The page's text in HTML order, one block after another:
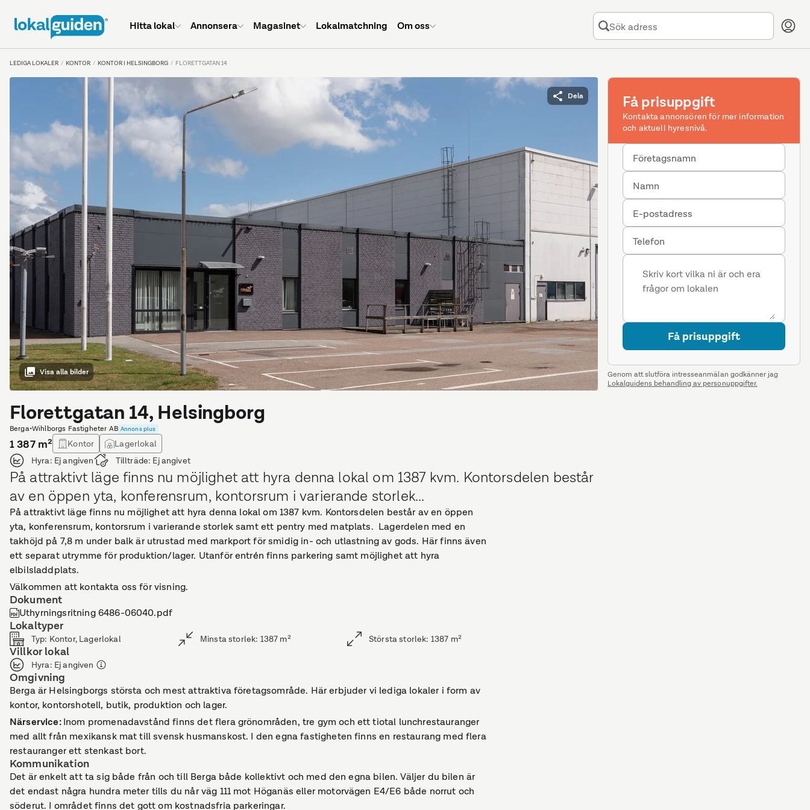
Hitta lokal Annonsera Magasinet Lokalmatchning Om oss
LEDIGA LOKALER KONTOR KONTOR I HELSINGBORG FLORETTGATAN 14
Visa alla bilder
Dela
Florettgatan 14, Helsingborg
Berga•Wihlborgs Fastigheter AB Annons plus
1 387m² Kontor
Lagerlokal
Hyra: Ej angiven Tillträde: Ej angivet
På attraktivt läge finns nu möjlighet att hyra denna lokal om 1387 kvm. Kontorsdelen består
av en öppen yta, konferensrum, kontorsrum i varierande storlek...
På attraktivt läge finns nu möjlighet att hyra denna lokal om 1387 kvm. Kontorsdelen består av en öppen
yta, konferensrum, kontorsrum i varierande storlek samt ett pentry med matplats. Lagerdelen med en
takhöjd på 7,8 m under balk är utrustad med markport för smidig in- och utlastning av gods. Här finns även
ett separat utrymme för produktion/lager. Utanför entrén finns parkering samt möjlighet att hyra
elbilsladdplats.
Välkommen att kontakta oss för visning.
Dokument
Uthyrningsritning 6486-06040.pdf
Lokaltyper
Typ: Kontor, Lagerlokal Minsta storlek: 1387 m² Största storlek: 1387 m²
Villkor lokal
Hyra: Ej angiven
Omgivning
Berga är Helsingborgs största och mest attraktiva företagsområde. Här erbjuder vi lediga lokaler i form av
kontor, kontorshotell, butik, produktion och lager.
Närservice:Inom promenadavstånd finns det flera grönområden, tre gym och ett tiotal lunchrestauranger
med allt från mexikansk mat till svensk husmanskost. I den egna fastigheten finns en restaurang med flera
restauranger ett stenkast bort.
Kommunikation
Det är enkelt att ta sig både från och till Berga både kollektivt och med den egna bilen. Väljer du bilen är
det endast några hundra meter tills du når väg 111 mot Höganäs eller motorvägen E4/E6 både norrut och
söderut. I området finns det gott om kostnadsfria parkeringar.
Få prisuppgift
Kontakta annonsören för mer information
och aktuell hyresnivå.
Företagsnamn
Namn
E-postadress
Telefon
Få prisuppgift
Genom att slutföra intresseanmälan godkänner jag
Lokalguidens behandling av personuppgifter.